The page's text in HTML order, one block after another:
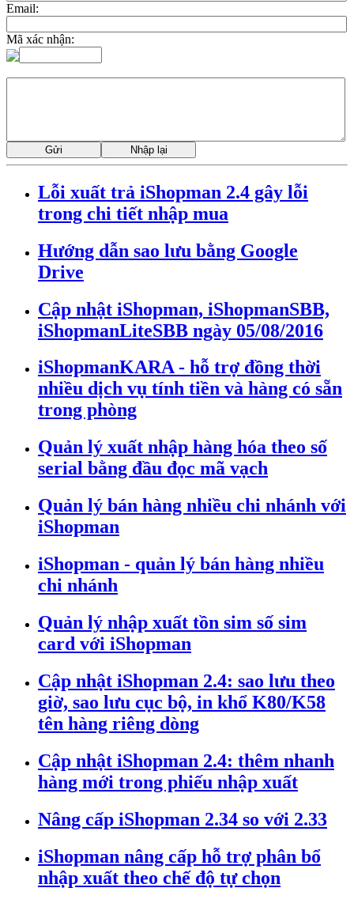
Email:
Mã xác nhận:
Lỗi xuất trả iShopman 2.4 gây lỗi
trong chi tiết nhập mua
Hướng dẫn sao lưu bằng Google
Drive
Cập nhật iShopman, iShopmanSBB,
iShopmanLiteSBB ngày 05/08/2016
iShopmanKARA - hỗ trợ đồng thời
nhiều dịch vụ tính tiền và hàng có sẵn
trong phòng
Quản lý xuất nhập hàng hóa theo số
serial bằng đầu đọc mã vạch
Quản lý bán hàng nhiều chi nhánh với
iShopman
iShopman - quản lý bán hàng nhiều
chi nhánh
Quản lý nhập xuất tồn sim số sim
card với iShopman
Cập nhật iShopman 2.4: sao lưu theo
giờ, sao lưu cục bộ, in khổ K80/K58
tên hàng riêng dòng
Cập nhật iShopman 2.4: thêm nhanh
hàng mới trong phiếu nhập xuất
Nâng cấp iShopman 2.34 so với 2.33
iShopman nâng cấp hỗ trợ phân bổ
nhập xuất theo chế độ tự chọn